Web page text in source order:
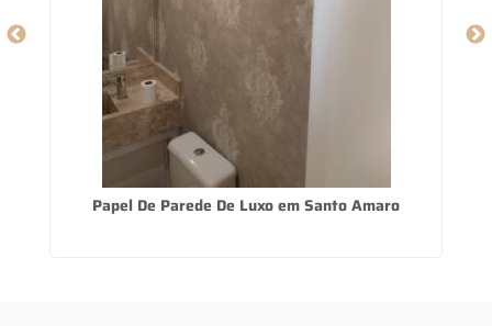
Papel De Parede De Luxo em Santo Amaro